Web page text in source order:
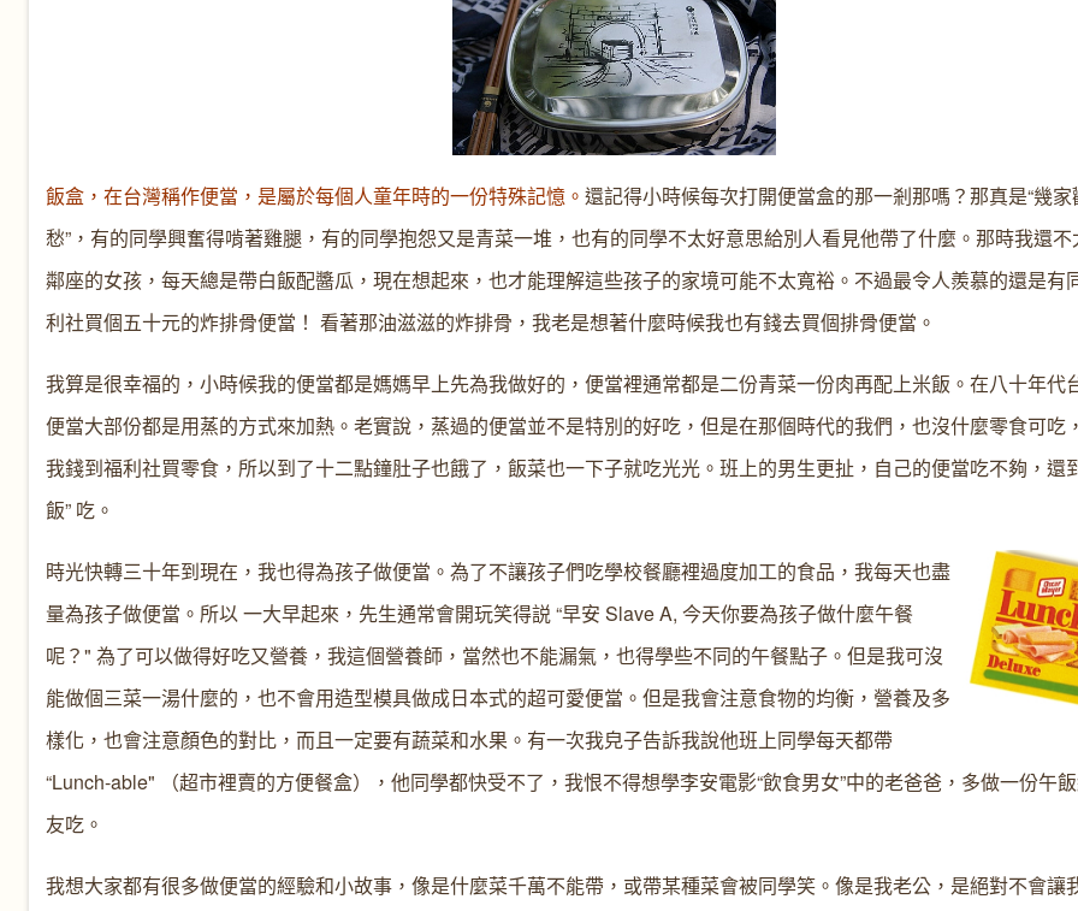
飯盒，在台灣稱作便當，是屬於每個人童年時的一份特殊記憶。 還記得小時候每次打開便當盒的那一剎那嗎？那真是“幾家
愁”，有的同學興奮得啃著雞腿，有的同學抱怨又是青菜一堆，也有的同學不太好意思給別人看見他帶了什麼。那時我還
鄰座的女孩，每天總是帶白飯配醬瓜，現在想起來，也才能理解這些孩子的家境可能不太寬裕。不過最令人羨慕的還是有
利社買個五十元的炸排骨便當！ 看著那油滋滋的炸排骨，我老是想著什麼時候我也有錢去買個排骨便當。
我算是很幸福的，小時候我的便當都是媽媽早上先為我做好的，便當裡通常都是二份青菜一份肉再配上米飯。在八十年代
便當大部份都是用蒸的方式來加熱。老實說，蒸過的便當並不是特別的好吃，但是在那個時代的我們，也沒什麼零食可吃
我錢到福利社買零食，所以到了十二點鐘肚子也餓了，飯菜也一下子就吃光光。班上的男生更扯，自己的便當吃不夠，還
飯” 吃。
時光快轉三十年到現在，我也得為孩子做便當。為了不讓孩子們吃學校餐廳裡過度加工的食品，我每天也盡
量為孩子做便當。所以 一大早起來，先生通常會開玩笑得説 “早安 Slave A, 今天你要為孩子做什麼午餐
呢？" 為了可以做得好吃又營養，我這個營養師，當然也不能漏氣，也得學些不同的午餐點子。但是我可沒
能做個三菜一湯什麼的，也不會用造型模具做成日本式的超可愛便當。但是我會注意食物的均衡，營養及多
樣化，也會注意顏色的對比，而且一定要有蔬菜和水果。有一次我皃子告訴我說他班上同學每天都帶
“Lunch-able" （超市裡賣的方便餐盒），他同學都快受不了，我恨不得想學李安電影“飲食男女”中的老爸爸，多做一份午
友吃。
我想大家都有很多做便當的經驗和小故事，像是什麼菜千萬不能帶，或帶某種菜會被同學笑。像是我老公，是絕對不會讓